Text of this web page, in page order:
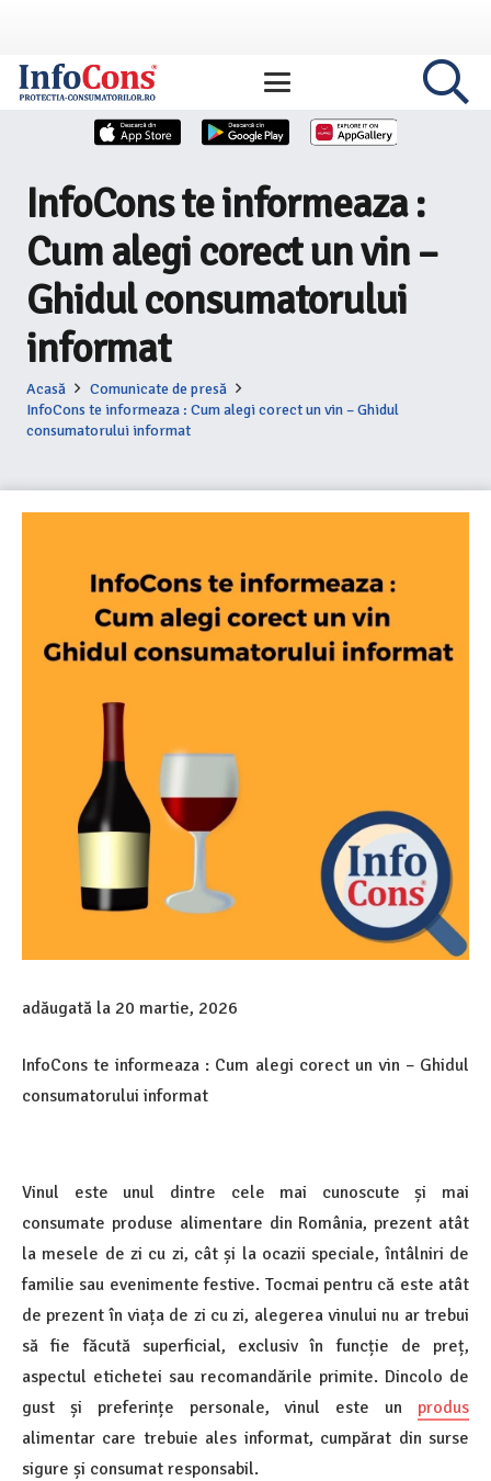
InfoCons te informeaza :
Cum alegi corect un vin –
Ghidul consumatorului
informat
Acasă
Comunicate de presă
InfoCons te informeaza : Cum alegi corect un vin – Ghidul
consumatorului informat
adăugată la 20 martie, 2026
InfoCons te informeaza : Cum alegi corect un vin – Ghidul
consumatorului informat
Vinul este unul dintre cele mai cunoscute și mai
consumate produse alimentare din România, prezent atât
la mesele de zi cu zi, cât și la ocazii speciale, întâlniri de
familie sau evenimente festive. Tocmai pentru că este atât
de prezent în viața de zi cu zi, alegerea vinului nu ar trebui
să fie făcută superficial, exclusiv în funcție de preț,
aspectul etichetei sau recomandările primite. Dincolo de
gust și preferințe personale, vinul este un produs
alimentar care trebuie ales informat, cumpărat din surse
sigure și consumat responsabil.